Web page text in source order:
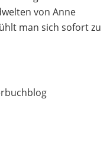
von Anne
man sich sofort zu